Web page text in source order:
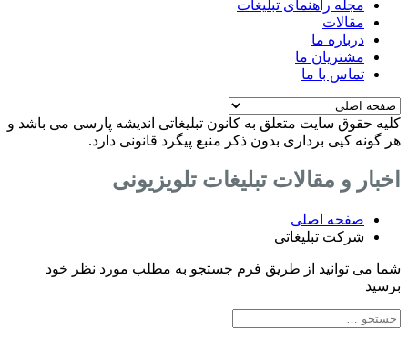
مجله راهنمای تبلیغات
مقالات
درباره ما
مشتریان ما
تماس با ما
کلیه حقوق سایت متعلق به کانون تبلیغاتی اندیشه پارسی می باشد و
هر گونه کپی برداری بدون ذکر منبع پیگرد قانونی دارد.
اخبار و مقالات تبلیغات تلویزیونی
صفحه اصلی
شرکت تبلیغاتی
شما می توانید از طریق فرم جستجو به مطلب مورد نظر خود
برسید
Search